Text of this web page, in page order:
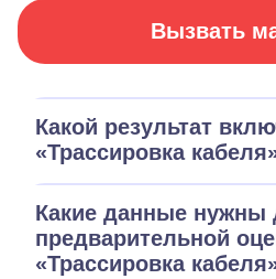
Вызвать
Какой результат
«Трассировка
Какие данные нужны
предварительной
«Трассировка